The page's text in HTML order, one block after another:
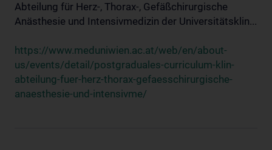
Abteilung für Herz-, Thorax-, Gefäßchirurgische
Anästhesie und Intensivmedizin der Universitätsklin...
https://www.meduniwien.ac.at/web/en/about-
us/events/detail/postgraduales-curriculum-klin-
abteilung-fuer-herz-thorax-gefaesschirurgische-
anaesthesie-und-intensivme/